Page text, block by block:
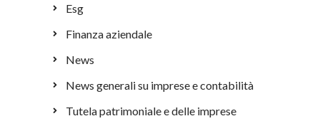
Esg
Finanza aziendale
News
News generali su imprese e contabilità
Tutela patrimoniale e delle imprese